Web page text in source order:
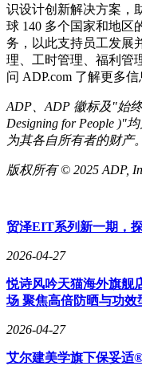
识设计创新解决方案，
球 140 多个国家和地区
务，以此支持员工发展
理、工时管理、福利管
问 ADP.com 了解更多信
ADP、ADP 徽标及"始
Designing for People )"均
为其各自所有者的财产。
版权所有 © 2025 ADP,
贸泽EIT系列新一期，
2026-04-27
悦诗风吟天猫海外旗舰
场 聚焦高倍防晒与功
2026-04-27
艾尔建美学旗下保妥适